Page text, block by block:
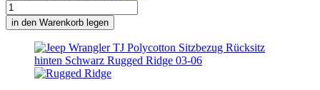
in den Warenkorb legen